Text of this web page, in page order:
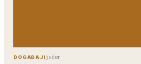
DOGAĐAJIjučer